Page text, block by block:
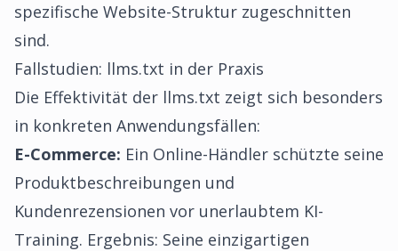
spezifische Website-Struktur zugeschnitten
sind.
Fallstudien: llms.txt in der Praxis
Die Effektivität der llms.txt zeigt sich besonders
in konkreten Anwendungsfällen:
E-Commerce: Ein Online-Händler schützte seine
Produktbeschreibungen und
Kundenrezensionen vor unerlaubtem KI-
Training. Ergebnis: Seine einzigartigen